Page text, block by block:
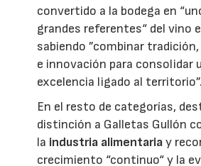
convertido a la bodega en
grandes referentes“ del vino
sabiendo ”combinar
e innovación para consolidar
excelencia ligado al territorio”.
En el resto de categorías,
distinción a Galletas Gullón
la industria alimentariay
crecimiento “continuo“ y la